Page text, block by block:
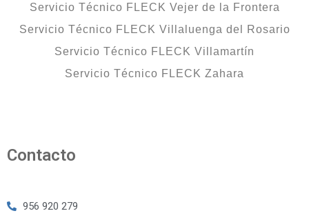
Servicio Técnico FLECK Vejer de la Frontera
Servicio Técnico FLECK Villaluenga del Rosario
Servicio Técnico FLECK Villamartín
Servicio Técnico FLECK Zahara
Contacto
956 920 279